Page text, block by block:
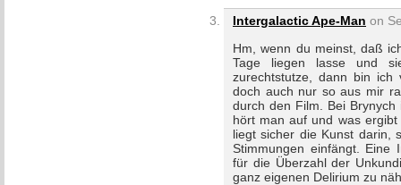
Intergalactic Ape-Man on
Hm, wenn du meinst, daß
Tage liegen lasse und
zurechtstutze, dann bin ich
doch auch nur so aus mir
durch den Film. Bei
hört man auf und was
liegt sicher die Kunst darin,
Stimmungen einfängt. Eine
für die Überzahl der
ganz eigenen Delirium zu